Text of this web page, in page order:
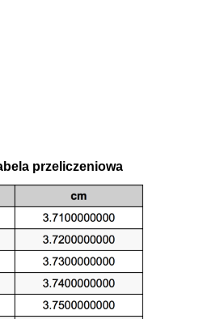
przeliczeniowa